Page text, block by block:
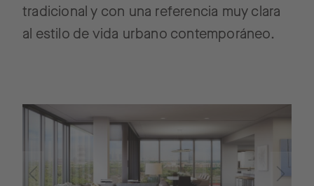
tradicional y con una referencia muy clara
al estilo de vida urbano contemporáneo.